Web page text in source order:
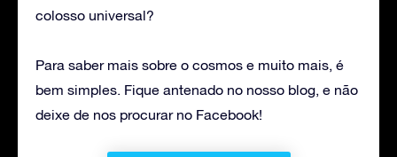
colosso universal?
Para saber mais sobre o cosmos e muito mais, é
bem simples. Fique antenado no nosso blog, e não
deixe de nos procurar no Facebook!